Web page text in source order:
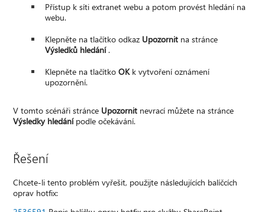
Přístup k síti extranet webu a potom provést hledání na
webu.
Klepněte na tlačítko odkaz Upozornit na stránce
Výsledků hledání.
Klepněte na tlačítkoOKk vytvoření oznámení
upozornění.
V tomto scénáři stránce Upozornit nevrací můžete na stránce
Výsledky hledánípodle očekávání.
Řešení
Chcete-li tento problém vyřešit, použijte následujících balíčcích
oprav hotfix: